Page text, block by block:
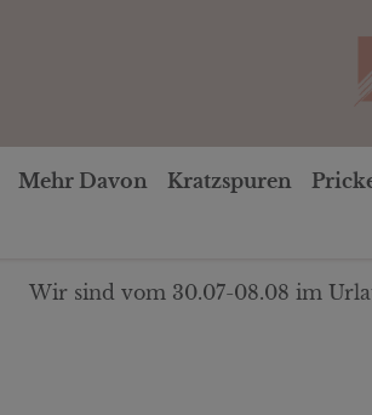
Mehr Davon Kratzspuren
Wir sind vom 30.07-08.08 im